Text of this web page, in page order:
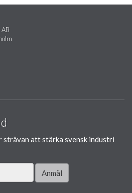
strävan att stärka svensk industri
Anmäl